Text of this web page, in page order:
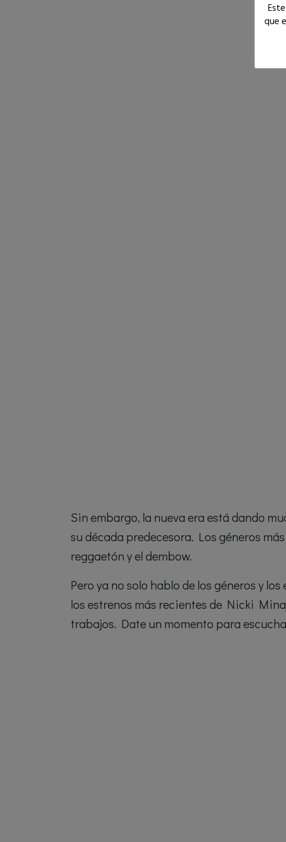
Sin embargo, la nueva era está dando
su década predecesora. Los géneros
reggaetón y el dembow.
Pero ya no solo hablo de los géneros y
los estrenos más recientes de Nicki
trabajos. Date un momento para
que